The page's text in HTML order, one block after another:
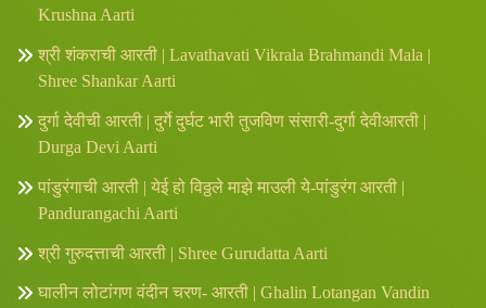
Krushna Aarti
श्री शंकराची आरती | Lavathavati Vikrala Brahmandi Mala |
Shree Shankar Aarti
दुर्गा देवीची आरती | दुर्गे दुर्घट भारी तुजविण संसारी-दुर्गा देवीआरती |
Durga Devi Aarti
पांडुरंगाची आरती | येई हो विठ्ठले माझे माउली ये-पांडुरंग आरती |
Pandurangachi Aarti
श्री गुरुदत्ताची आरती | Shree Gurudatta Aarti
घालीन लोटांगण वंदीन चरण- आरती | Ghalin Lotangan Vandin